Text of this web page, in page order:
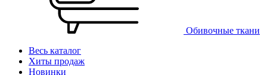
Обивочные ткани
Весь каталог
Хиты продаж
Новинки